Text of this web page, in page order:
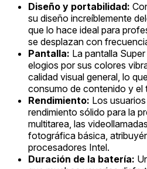
Diseño y portabilidad:
su diseño increíblemente
que lo hace ideal para
se desplazan con
Pantalla: La pantalla
elogios por sus colores
calidad visual general, lo
consumo de contenido y el
Rendimiento: Los
rendimiento sólido para la
multitarea, las
fotográfica básica,
procesadores Intel.
Duración de la batería: